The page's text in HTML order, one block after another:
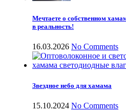
Мечтаете о собственном
в реальность!
16.03.2026 No Comments
Звездное небо для хамама
15.10.2024 No Comments